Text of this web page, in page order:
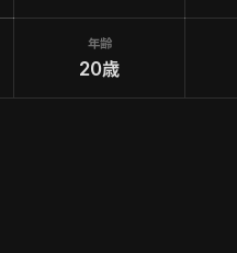
年齢
20歳